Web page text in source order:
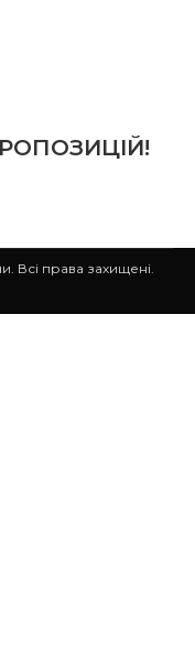
Всі права захищені.